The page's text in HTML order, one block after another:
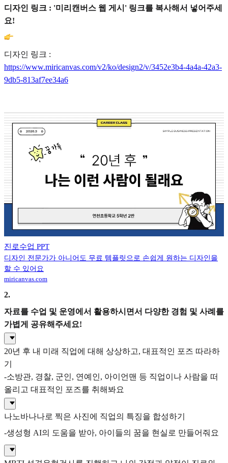
디자인 링크 : '미리캔버스 웹 게시' 링크를 복사해서 넣어주세
요!
디자인 링크 :
https://www.miricanvas.com/v2/ko/design2/v/3452e3b4-4a4a-42a3-
9db5-813af7ee34a6
진로수업 PPT
디자인 전문가가 아니어도 무료 템플릿으로 손쉽게 원하는 디자인을
할 수 있어요
miricanvas.com
2.
자료를 수업 및 운영에서 활용하시면서 다양한 경험 및 사례를
가볍게 공유해주세요!
20년 후 내 미래 직업에 대해 상상하고, 대표적인 포즈 따라하
기
-소방관, 경찰, 군인, 연예인, 아이언맨 등 직업이나 사람을 떠
올리고 대표적인 포즈를 취해봐요
나노바나나로 찍은 사진에 직업의 특징을 합성하기
-생성형 AI의 도움을 받아, 아이들의 꿈을 현실로 만들어줘요